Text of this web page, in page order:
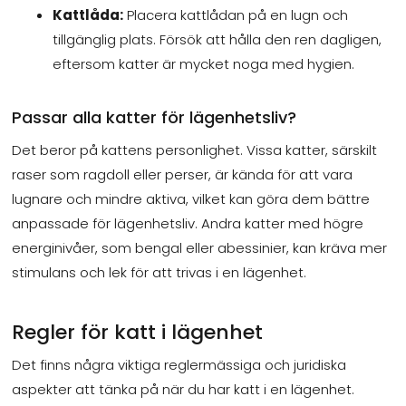
Kattlåda:Placera kattlådan på en lugn och
tillgänglig plats. Försök att hålla den ren dagligen,
eftersom katter är mycket noga med hygien.
Passar alla katter för lägenhetsliv?
Det beror på kattens personlighet. Vissa katter, särskilt
raser som ragdoll eller perser, är kända för att vara
lugnare och mindre aktiva, vilket kan göra dem bättre
anpassade för lägenhetsliv. Andra katter med högre
energinivåer, som bengal eller abessinier, kan kräva mer
stimulans och lek för att trivas i en lägenhet.
Regler för katt i lägenhet
Det finns några viktiga reglermässiga och juridiska
aspekter att tänka på när du har katt i en lägenhet.